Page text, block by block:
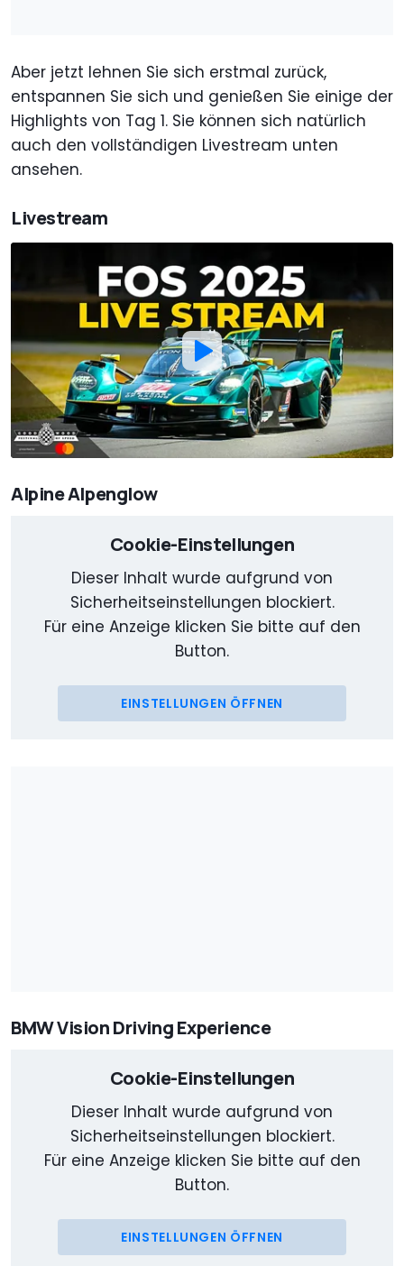
Aber jetzt lehnen Sie sich erstmal zurück,
entspannen Sie sich und genießen Sie einige der
Highlights von Tag 1. Sie können sich natürlich
auch den vollständigen Livestream unten
ansehen.
Livestream
Alpine Alpenglow
Cookie-Einstellungen
Dieser Inhalt wurde aufgrund von
Sicherheitseinstellungen blockiert.
Für eine Anzeige klicken Sie bitte auf den
Button.
EINSTELLUNGEN ÖFFNEN
BMW Vision Driving Experience
Cookie-Einstellungen
Dieser Inhalt wurde aufgrund von
Sicherheitseinstellungen blockiert.
Für eine Anzeige klicken Sie bitte auf den
Button.
EINSTELLUNGEN ÖFFNEN